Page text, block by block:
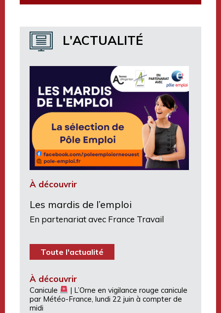
Annuaire des services
Marchés publics et avis divers
Terres d’Argentan Mobilité
L'ACTUALITÉ
À découvrir
Les mardis de l’emploi
En partenariat avec France Travail
Toute l'actualité
À découvrir
Canicule
| L’Orne en vigilance rouge canicule
par Météo-France, lundi 22 juin à compter de
midi